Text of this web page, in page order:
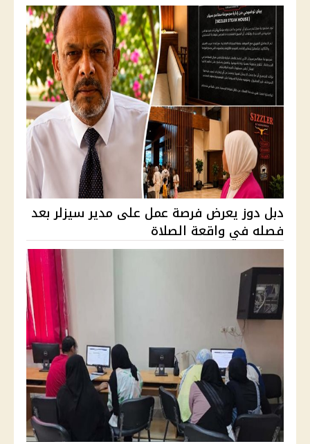
دبل دوز يعرض فرصة عمل على مدير سيزلر بعد
فصله في واقعة الصلاة